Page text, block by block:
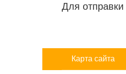
Для
Карта сайта